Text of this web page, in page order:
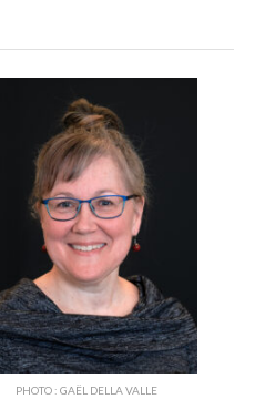
PHOTO : GAËL DELLA VALLE